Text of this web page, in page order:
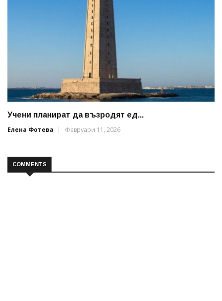
Учени планират да възродят ед...
Елена Фотева
Февруари 11, 2026
COMMENTS